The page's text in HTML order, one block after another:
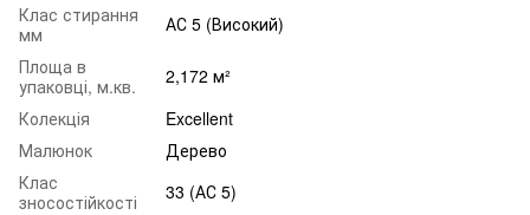
Клас стирання
мм
АС 5 (Високий)
Площа в
упаковці, м.кв.
2,172 м²
Колекція
Excellent
Малюнок
Дерево
Клас
зносостійкості
33 (АС 5)